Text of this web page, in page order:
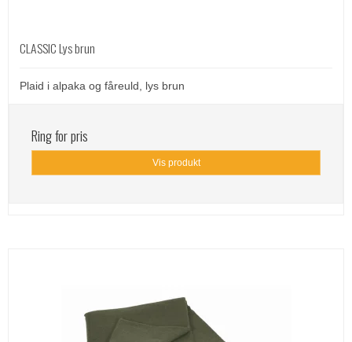
CLASSIC Lys brun
Plaid i alpaka og fåreuld, lys brun
Ring for pris
Vis produkt